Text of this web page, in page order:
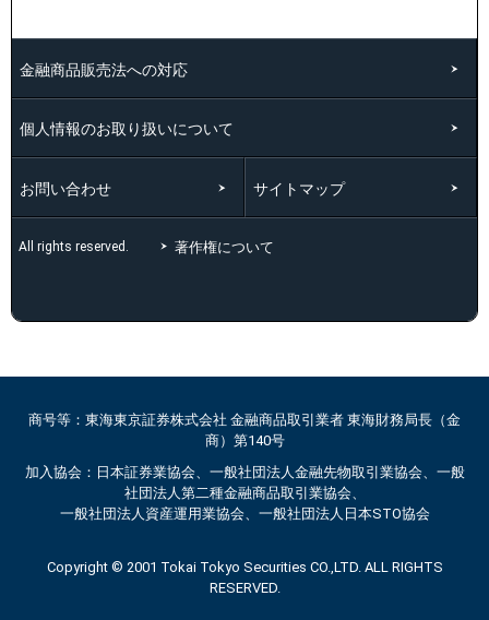
金融商品販売法への対応
個人情報のお取り扱いについて
お問い合わせ サイトマップ
All rights reserved. 著作権について
商号等：東海東京証券株式会社 金融商品取引業者 東海財務局長（金
商）第140号
加入協会：日本証券業協会、一般社団法人金融先物取引業協会、一般
社団法人第二種金融商品取引業協会、
一般社団法人資産運用業協会、一般社団法人日本STO協会
Copyright © 2001 Tokai Tokyo Securities CO.,LTD. ALL RIGHTS
RESERVED.